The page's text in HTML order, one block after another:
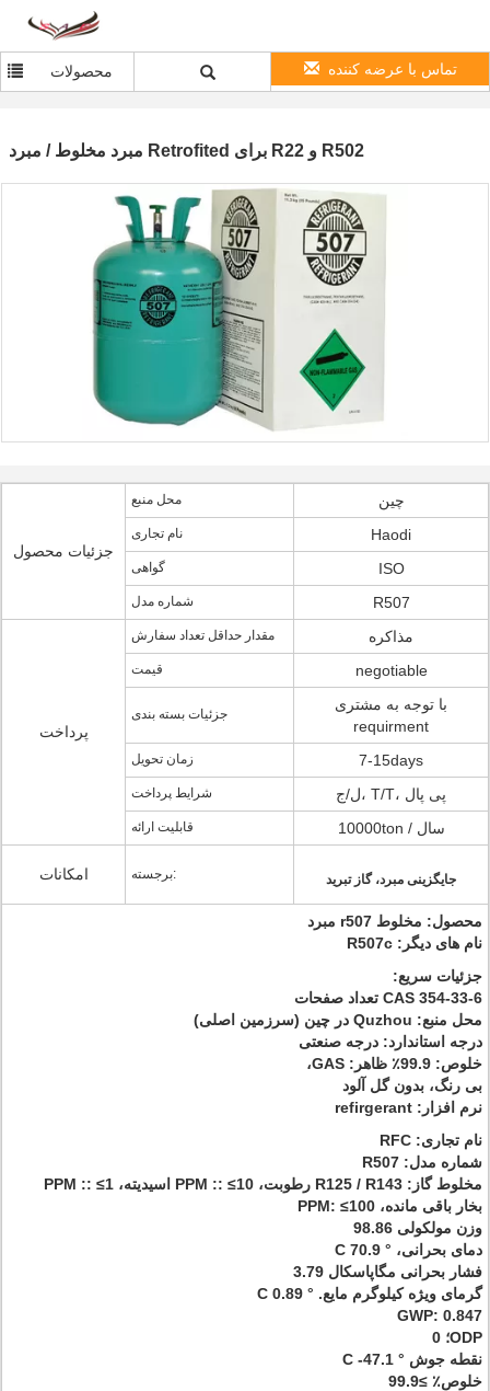
محصولات تماس با عرضه کننده
مبرد مخلوط / مبرد Retrofited برای R22 و R502
جزئیات محصول
محل منبع چین
نام تجاری Haodi
گواهی ISO
شماره مدل R507
پرداخت
مقدار حداقل تعداد سفارش مذاکره
قیمت negotiable
جزئیات بسته بندی
با توجه به مشتری
requirment
زمان تحویل 7-15days
شرایط پرداخت ل/ج، T/T، پی پال
قابلیت ارائه 10000ton / سال
امکانات برجسته: جایگزینی مبرد، گاز تبرید
محصول: مخلوط r507 مبرد
نام های دیگر: R507c
جزئیات سریع:
CAS 354-33-6 تعداد صفحات
محل منبع: Quzhou در چین (سرزمین اصلی)
درجه استاندارد: درجه صنعتی
خلوص: 99.9٪ ظاهر: GAS،
بی رنگ، بدون گل آلود
نرم افزار: refirgerant
نام تجاری: RFC
شماره مدل: R507
مخلوط گاز: R125 / R143 رطوبت، PPM :: ≤10 اسیدیته، PPM :: ≤1
بخار باقی مانده، PPM: ≤100
وزن مولکولی 98.86
دمای بحرانی، ° C 70.9
فشار بحرانی مگاپاسکال 3.79
گرمای ویژه کیلوگرم مایع. ° C 0.89
GWP: 0.847
ODP؛ 0
نقطه جوش ° C -47.1
خلوص٪ ≥99.9